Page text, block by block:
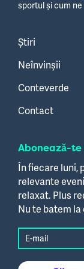
sportul și cum
Știri
Neînvinșii
Conteverde
Contact
Abonează-
În fiecare luni,
relevante
relaxat. Plus
Nu te batem